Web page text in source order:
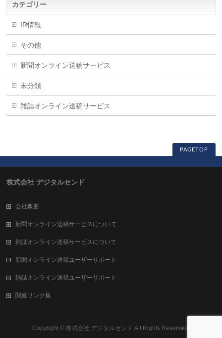
カテゴリー
IR情報
その他
新聞オンライン送稿サービス
未分類
雑誌オンライン送稿サービス
PAGETOP
株式会社 デジタルセンド
会社概要
新聞オンライン送稿サービスについて
雑誌オンライン送稿サービスについて
新聞オンライン送稿ユーザーサポート
雑誌オンライン送稿ユーザーサポート
関連リンク集
Copyright ©株式会社 デジタルセンド All Rights Reserved.